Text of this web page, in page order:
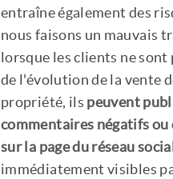
entraîne également des
nous faisons un mauvais
lorsque les clients ne
de l'évolution de la vente
propriété, ils peuvent
commentaires négatifs ou
sur la page du réseau social
immédiatement visibles